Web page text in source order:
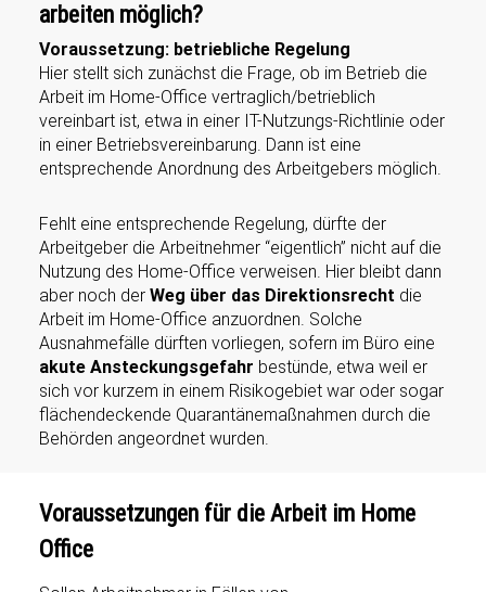
arbeiten möglich?
Voraussetzung: betriebliche Regelung
Hier stellt sich zunächst die Frage, ob im Betrieb die
Arbeit im Home-Office vertraglich/betrieblich
vereinbart ist, etwa in einer IT-Nutzungs-Richtlinie oder
in einer Betriebsvereinbarung. Dann ist eine
entsprechende Anordnung des Arbeitgebers möglich.
Fehlt eine entsprechende Regelung, dürfte der
Arbeitgeber die Arbeitnehmer “eigentlich” nicht auf die
Nutzung des Home-Office verweisen. Hier bleibt dann
aber noch der Weg über das Direktionsrecht die
Arbeit im Home-Office anzuordnen. Solche
Ausnahmefälle dürften vorliegen, sofern im Büro eine
akute Ansteckungsgefahr bestünde, etwa weil er
sich vor kurzem in einem Risikogebiet war oder sogar
flächendeckende Quarantänemaßnahmen durch die
Behörden angeordnet wurden.
Voraussetzungen für die Arbeit im Home
Office